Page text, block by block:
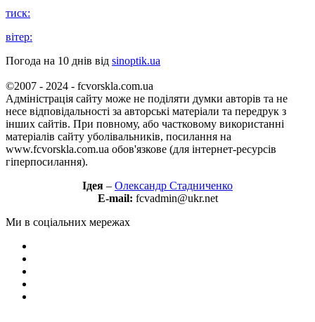
тиск:
вітер:
Погода на 10 днів від sinoptik.ua
©2007 - 2024 - fcvorskla.com.ua
Адміністрація сайту може не поділяти думки авторів та не
несе відповідальності за авторські матеріали та передрук з
інших сайтів. При повному, або частковому використанні
матеріалів сайту уболівальників, посилання на
www.fcvorskla.com.ua обов'язкове (для інтернет-ресурсів
гіперпосилання).
Ідея – Олександр Стадниченко
E-mail: fcvadmin@ukr.net
Ми в соціальних мережах